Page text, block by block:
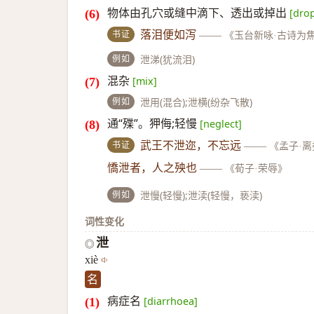
物体由孔穴或缝中滴下、透出或掉出
书证 落泪便如泻 —— 《玉台新咏·古诗为
例如 泄涕(犹流泪)
混杂 [mix]
例如 泄用(混合);泄横(纷杂飞散)
通“殜”。狎侮;轻慢 [neglect]
书证 武王不泄迩，不忘远 —— 《孟子·离
憍泄者，人之殃也 —— 《荀子·荣辱》
例如
泄慢(轻慢);泄渎(轻慢，亵渎)
词性变化
◎ 泄
xiè
名
病症名 [diarrhoea]